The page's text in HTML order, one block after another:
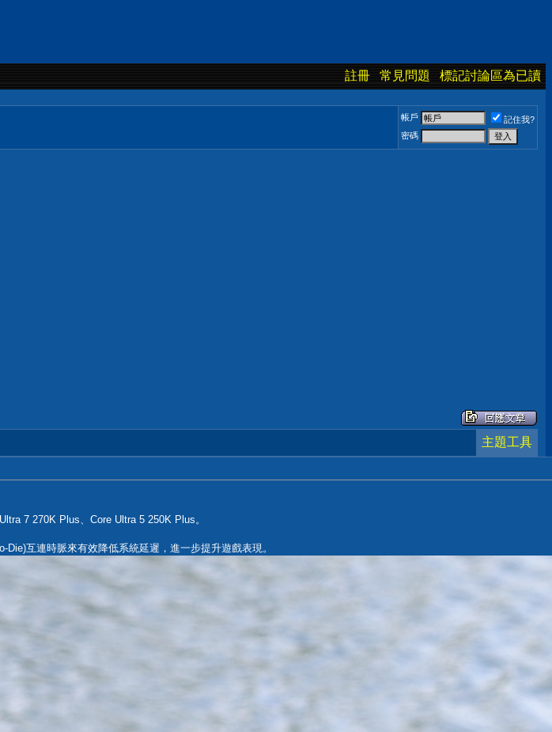
註冊 常見問題 標記討論區為已讀
帳戶
記住我?
密碼
主題工具
7 270K Plus、Core Ultra 5 250K Plus。
互連時脈來有效降低系統延遲，進一步提升遊戲表現。